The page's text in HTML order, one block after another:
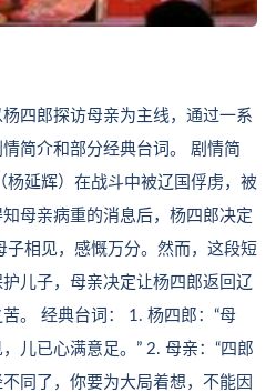
四郎探访母亲为主线，通过一系
简介和部分经典台词。 剧情简
延辉）在战斗中被辽国俘虏，被
母亲病重的消息后，杨四郎决定
相见，感慨万分。然而，这段短
儿子，母亲决定让杨四郎返回辽
。 经典台词： 1. 杨四郎：“母
儿已心满意足。” 2. 母亲：“四郎
同了，你要为大局着想，不能因